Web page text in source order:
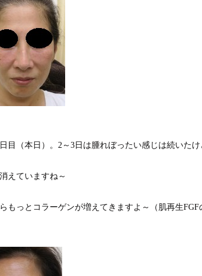
目（本日）。2～3日は腫れぼったい感じは続いたけ
えていますね～
もっとコラーゲンが増えてきますよ～（肌再生FGF